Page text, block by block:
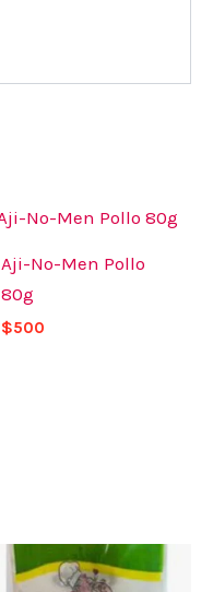
Aji-No-Men Pollo
80g
$500